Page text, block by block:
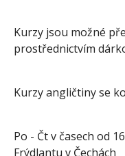
Kurzy jsou možné
prostřednictvím
Kurzy angličtiny se
Po - Čt v časech od
Frýdlantu v Čechách